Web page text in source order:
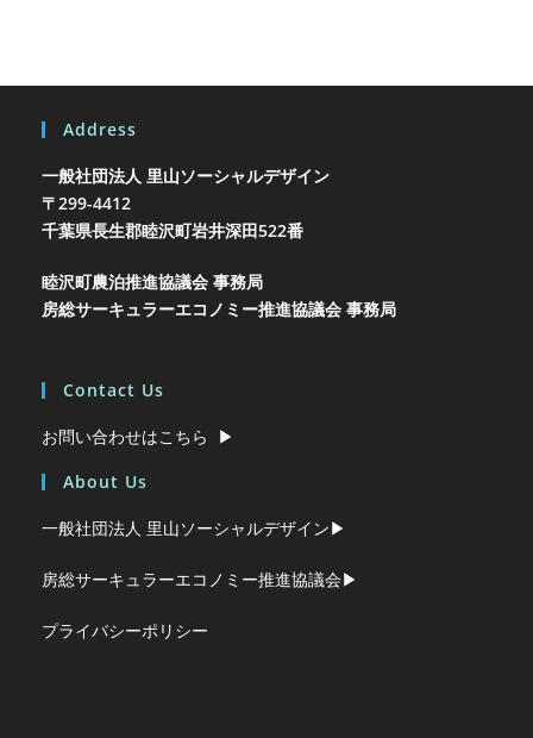
Address
一般社団法人 里山ソーシャルデザイン
〒299-4412
千葉県長生郡睦沢町岩井深田522番
睦沢町農泊推進協議会 事務局
房総サーキュラーエコノミー推進協議会 事務局
Contact Us
お問い合わせはこちら ▶︎
About Us
一般社団法人 里山ソーシャルデザイン▶︎
房総サーキュラーエコノミー推進協議会▶︎
プライバシーポリシー